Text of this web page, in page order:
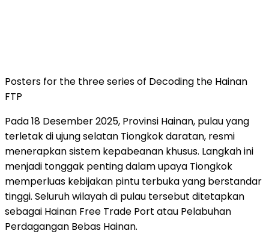
Posters for the three series of Decoding the Hainan
FTP
Pada 18 Desember 2025, Provinsi Hainan, pulau yang
terletak di ujung selatan Tiongkok daratan, resmi
menerapkan sistem kepabeanan khusus. Langkah ini
menjadi tonggak penting dalam upaya Tiongkok
memperluas kebijakan pintu terbuka yang berstandar
tinggi. Seluruh wilayah di pulau tersebut ditetapkan
sebagai Hainan Free Trade Port atau Pelabuhan
Perdagangan Bebas Hainan.